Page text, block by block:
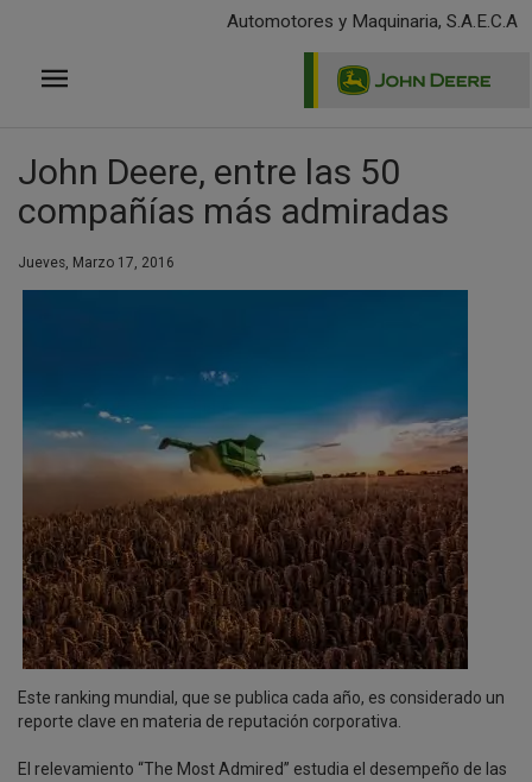
principal
Automotores y Maquinaria, S.A.E.C.A
John Deere, entre las 50
compañías más admiradas
Jueves, Marzo 17, 2016
Este ranking mundial, que se publica cada año, es considerado un
reporte clave en materia de reputación corporativa.
El relevamiento “The Most Admired” estudia el desempeño de las